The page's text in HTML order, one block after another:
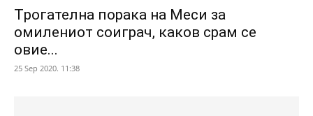
Tрогателна порака на Меси за
омилениот соиграч, каков срам се
овие...
25 Sep 2020. 11:38